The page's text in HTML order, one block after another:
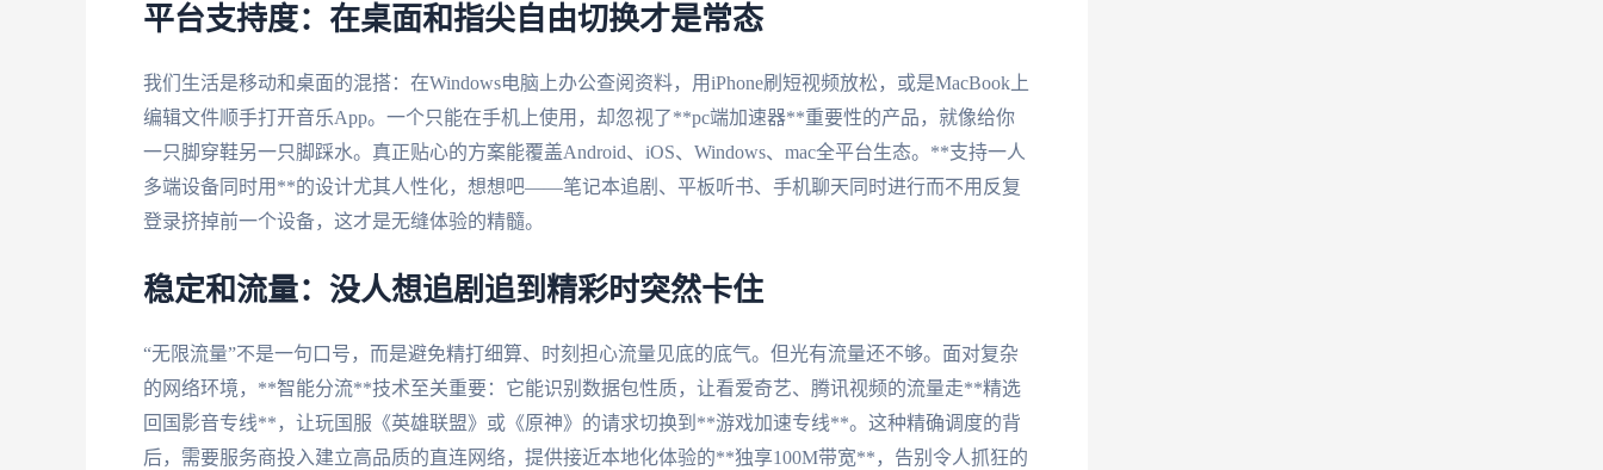
平台支持度：在桌面和指尖自由切换才是常态
我们生活是移动和桌面的混搭：在Windows电脑上办公查阅资料，用iPhone刷短视频放松，或是MacBook上
编辑文件顺手打开音乐App。一个只能在手机上使用，却忽视了**pc端加速器**重要性的产品，就像给你
一只脚穿鞋另一只脚踩水。真正贴心的方案能覆盖Android、iOS、Windows、mac全平台生态。**支持一人
多端设备同时用**的设计尤其人性化，想想吧——笔记本追剧、平板听书、手机聊天同时进行而不用反复
登录挤掉前一个设备，这才是无缝体验的精髓。
稳定和流量：没人想追剧追到精彩时突然卡住
“无限流量”不是一句口号，而是避免精打细算、时刻担心流量见底的底气。但光有流量还不够。面对复杂
的网络环境，**智能分流**技术至关重要：它能识别数据包性质，让看爱奇艺、腾讯视频的流量走**精选
回国影音专线**，让玩国服《英雄联盟》或《原神》的请求切换到**游戏加速专线**。这种精确调度的背
后，需要服务商投入建立高品质的直连网络，提供接近本地化体验的**独享100M带宽**，告别令人抓狂的